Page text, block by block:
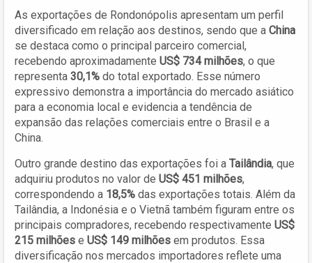
As exportações de Rondonópolis apresentam um perfil
diversificado em relação aos destinos, sendo que a China
se destaca como o principal parceiro comercial,
recebendo aproximadamente US$ 734 milhões, o que
representa 30,1% do total exportado. Esse número
expressivo demonstra a importância do mercado asiático
para a economia local e evidencia a tendência de
expansão das relações comerciais entre o Brasil e a
China.
Outro grande destino das exportações foi a Tailândia, que
adquiriu produtos no valor de US$ 451 milhões,
correspondendo a 18,5% das exportações totais. Além da
Tailândia, a Indonésia e o Vietnã também figuram entre os
principais compradores, recebendo respectivamente US$
215 milhões e US$ 149 milhões em produtos. Essa
diversificação nos mercados importadores reflete uma